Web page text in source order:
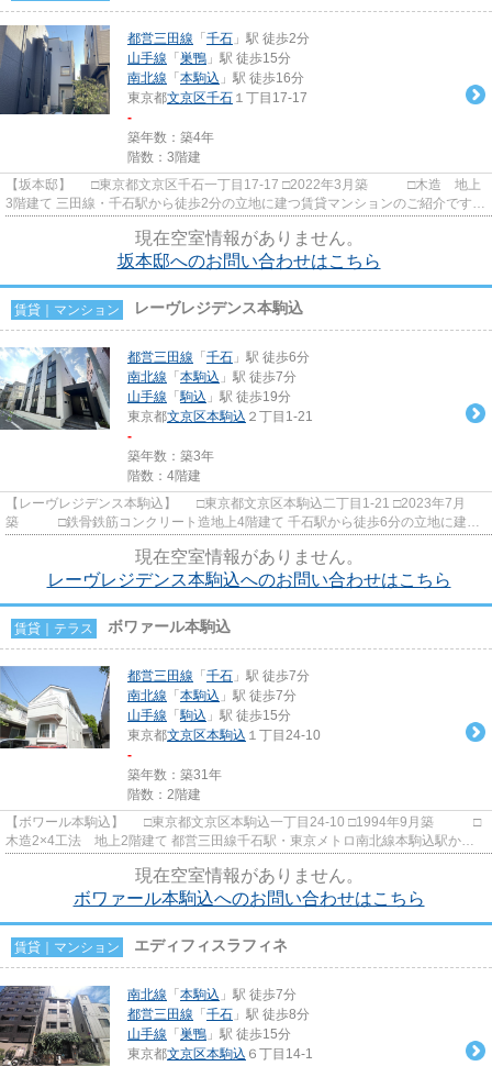
都営三田線 「 千石 」駅 徒歩2分
山手線 「 巣鴨 」駅 徒歩15分
南北線 「 本駒込 」駅 徒歩16分
東京都文京区千石 １丁目17-17
-
築年数：築4年
階数：3階建
【坂本邸】 □東京都文京区千石一丁目17-17 □2022年3月築 □木造 地上
3階建て 三田線・千石駅から徒歩2分の立地に建つ賃貸マンションのご紹介です！
現在空室情報がありません。
坂本邸へのお問い合わせはこちら
賃貸｜マンション レーヴレジデンス本駒込
都営三田線 「 千石 」駅 徒歩6分
南北線 「 本駒込 」駅 徒歩7分
山手線 「駒込 」駅 徒歩19分
東京都文京区本駒込 ２丁目1-21
-
築年数：築3年
階数：4階建
【レーヴレジデンス本駒込】 □東京都文京区本駒込二丁目1-21 □2023年7月
築 □鉄骨鉄筋コンクリート造地上4階建て 千石駅から徒歩6分の立地に建つ
現在空室情報がありません。
レーヴレジデンス本駒込へのお問い合わせはこちら
賃貸｜テラス ボワァール本駒込
都営三田線 「 千石 」駅 徒歩7分
南北線 「 本駒込 」駅 徒歩7分
山手線 「駒込 」駅 徒歩15分
東京都文京区本駒込 １丁目24-10
-
築年数：築31年
階数：2階建
【ボワール本駒込】 □東京都文京区本駒込一丁目24-10 □1994年9月築 □
木造2×4工法 地上2階建て 都営三田線千石駅・東京メトロ南北線本駒込駅から
現在空室情報がありません。
ボワァール本駒込へのお問い合わせはこちら
賃貸｜マンション エディフィスラフィネ
南北線 「 本駒込 」駅 徒歩7分
都営三田線 「 千石 」駅 徒歩8分
山手線 「 巣鴨 」駅 徒歩15分
東京都文京区本駒込 ６丁目14-1